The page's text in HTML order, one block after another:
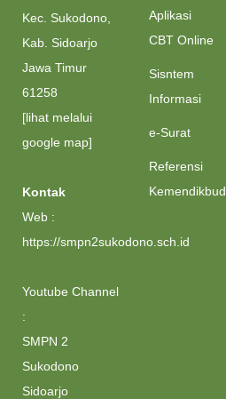
Kec. Sukodono,
Kab. Sidoarjo
Jawa Timur
61258
[lihat melalui
google map]
Kontak
Web :
https://smpn2sukodono.sch.id
Youtube Channel
:
SMPN 2
Sukodono
Sidoarjo
Aplikasi
CBT Online
Sisntem
Informasi
e-Surat
Referensi
Kemendikbud